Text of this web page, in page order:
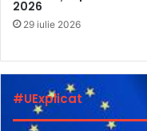
în care apare una
El a precizat că în
Acestea ar urma să fie
„ATACURI
2026
29 iulie 2026
#UExplicat